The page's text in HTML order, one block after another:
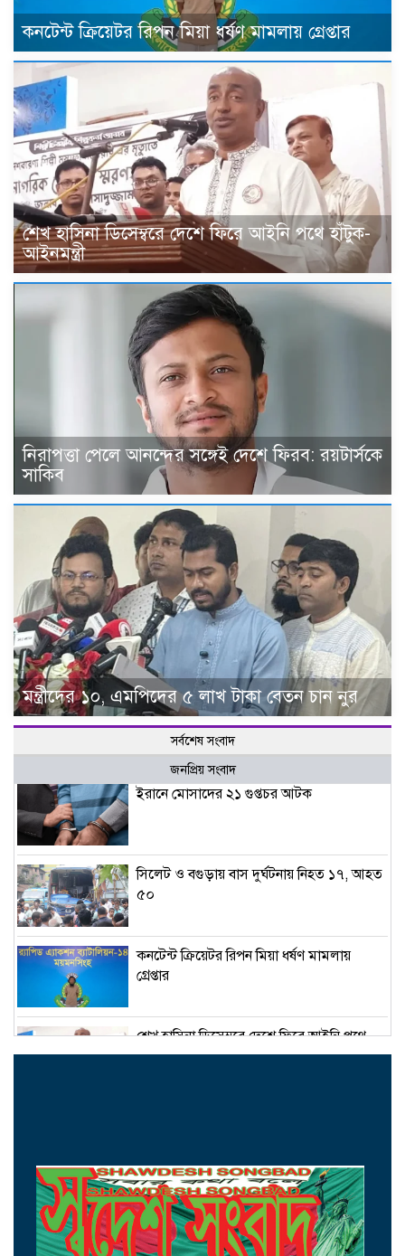
কনটেন্ট ক্রিয়েটর রিপন মিয়া ধর্ষণ মামলায় গ্রেপ্তার
শেখ হাসিনা ডিসেম্বরে দেশে ফিরে আইনি পথে হাঁটুক-
আইনমন্ত্রী
নিরাপত্তা পেলে আনন্দের সঙ্গেই দেশে ফিরব: রয়টার্সকে
সাকিব
মন্ত্রীদের ১০, এমপিদের ৫ লাখ টাকা বেতন চান নুর
সর্বশেষ সংবাদ
জনপ্রিয় সংবাদ
ইরানে মোসাদের ২১ গুপ্তচর আটক
সিলেট ও বগুড়ায় বাস দুর্ঘটনায় নিহত ১৭, আহত
৫০
কনটেন্ট ক্রিয়েটর রিপন মিয়া ধর্ষণ মামলায়
গ্রেপ্তার
শেখ হাসিনা ডিসেম্বরে দেশে ফিরে আইনি পথে
হাঁটুক-আইনমন্ত্রী
মন্ত্রীদের ১০, এমপিদের ৫ লাখ টাকা বেতন চান
নুর